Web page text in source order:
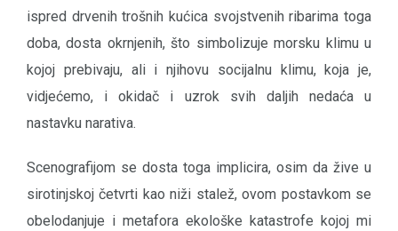
ispred drvenih trošnih kućica svojstvenih ribarima toga
doba, dosta okrnjenih, što simbolizuje morsku klimu u
kojoj prebivaju, ali i njihovu socijalnu klimu, koja je,
vidjećemo, i okidač i uzrok svih daljih nedaća u
nastavku narativa.
Scenografijom se dosta toga implicira, osim da žive u
sirotinjskoj četvrti kao niži stalež, ovom postavkom se
obelodanjuje i metafora ekološke katastrofe kojoj mi